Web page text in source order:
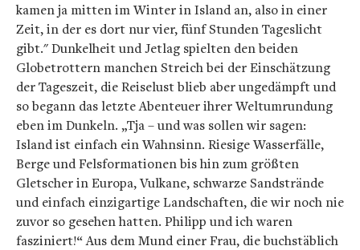
kamen ja mitten im Winter in Island an, also in einer
Zeit, in der es dort nur vier, fünf Stunden Tageslicht
gibt." Dunkelheit und Jetlag spielten den beiden
Globetrottern manchen Streich bei der Einschätzung
der Tageszeit, die Reiselust blieb aber ungedämpft und
so begann das letzte Abenteuer ihrer Weltumrundung
eben im Dunkeln. „Tja – und was sollen wir sagen:
Island ist einfach ein Wahnsinn. Riesige Wasserfälle,
Berge und Felsformationen bis hin zum größten
Gletscher in Europa, Vulkane, schwarze Sandstrände
und einfach einzigartige Landschaften, die wir noch nie
zuvor so gesehen hatten. Philipp und ich waren
fasziniert!“ Aus dem Mund einer Frau, die buchstäblich